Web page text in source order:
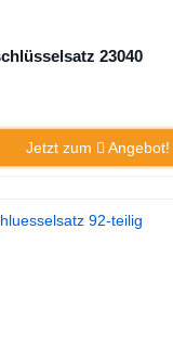
23040
Jetzt zum Angebot!